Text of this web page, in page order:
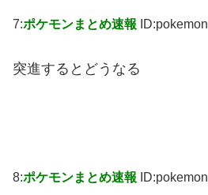
7:ポケモンまとめ速報 ID:pokemon
突進するとどうなる
8:ポケモンまとめ速報 ID:pokemon